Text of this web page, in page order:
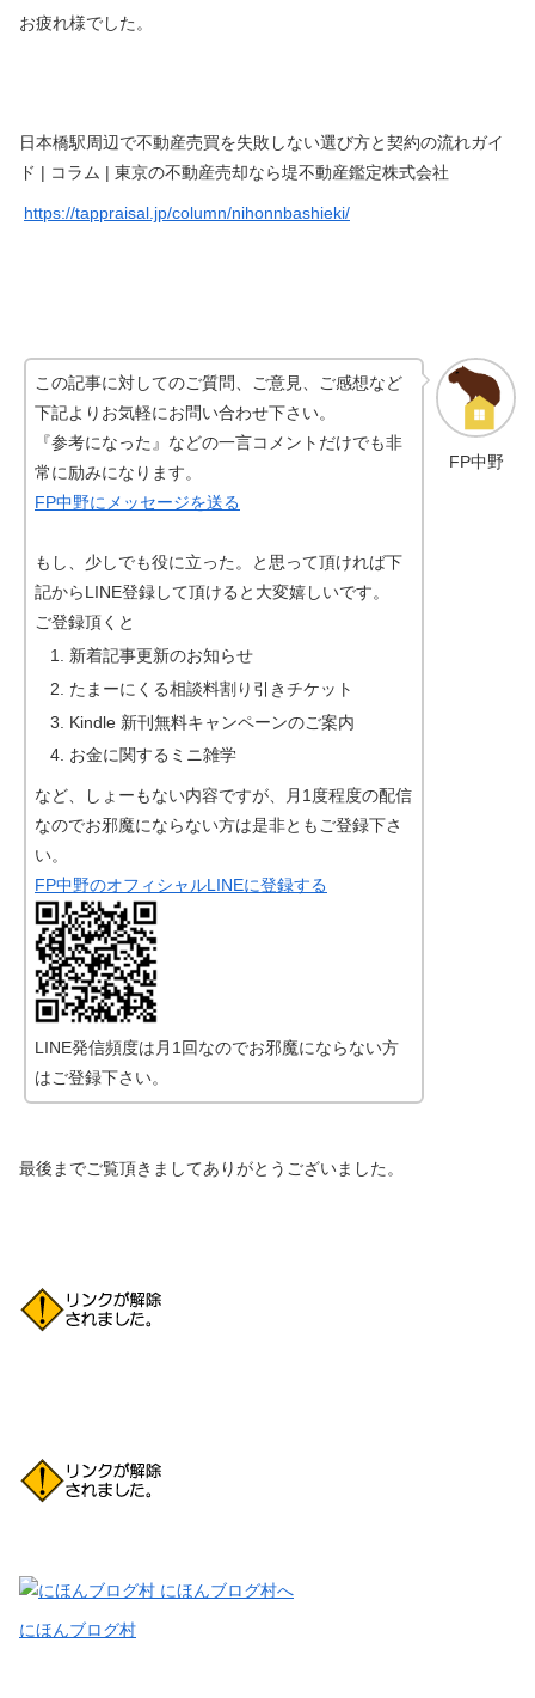
お疲れ様でした。
日本橋駅周辺で不動産売買を失敗しない選び方と契約の流れガイ
ド | コラム | 東京の不動産売却なら堤不動産鑑定株式会社
https://tappraisal.jp/column/nihonnbashieki/
FP中野
この記事に対してのご質問、ご意見、ご感想など
下記よりお気軽にお問い合わせ下さい。
『参考になった』などの一言コメントだけでも非
常に励みになります。
FP中野にメッセージを送る
もし、少しでも役に立った。と思って頂ければ下
記からLINE登録して頂けると大変嬉しいです。
ご登録頂くと
新着記事更新のお知らせ
たまーにくる相談料割り引きチケット
Kindle 新刊無料キャンペーンのご案内
お金に関するミニ雑学
など、しょーもない内容ですが、月1度程度の配信
なのでお邪魔にならない方は是非ともご登録下さ
い。
FP中野のオフィシャルLINEに登録する
LINE発信頻度は月1回なのでお邪魔にならない方
はご登録下さい。
最後までご覧頂きましてありがとうございました。
にほんブログ村